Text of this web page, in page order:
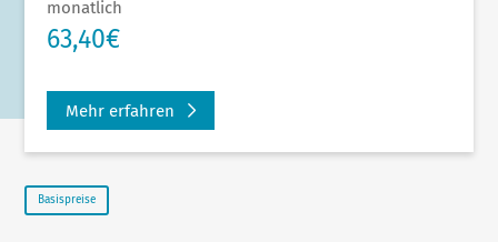
monatlich
63,40€
Mehr erfahren
Basispreise